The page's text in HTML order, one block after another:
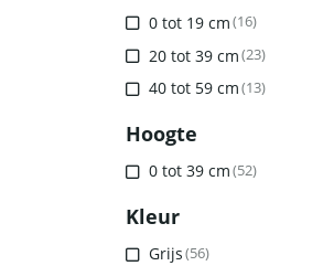
0 tot 19 cm(16)
20 tot 39 cm(23)
40 tot 59 cm(13)
Hoogte
0 tot 39 cm(52)
Kleur
Grijs(56)